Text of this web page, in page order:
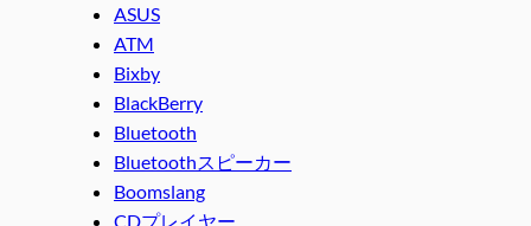
ASUS
ATM
Bixby
BlackBerry
Bluetooth
Bluetoothスピーカー
Boomslang
CDプレイヤー